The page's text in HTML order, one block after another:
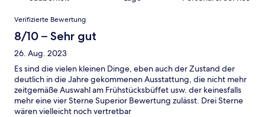
Bewertungen
Verifizierte Bewertung
8/10 – Sehr gut
26. Aug. 2023
Es sind die vielen kleinen Dinge, eben auch der Zustand der
deutlich in die Jahre gekommenen Ausstattung, die nicht mehr
zeitgemäße Auswahl am Frühstücksbüffet usw. der keinesfalls
mehr eine vier Sterne Superior Bewertung zulässt. Drei Sterne
wären vielleicht noch vertretbar